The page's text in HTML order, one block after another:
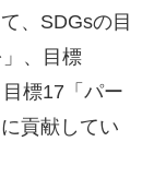
、 SDGsの目
」、目標
目標17 「パー
貢献してい